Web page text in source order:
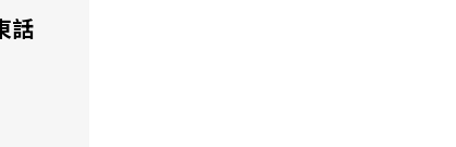
政府招標公告
話